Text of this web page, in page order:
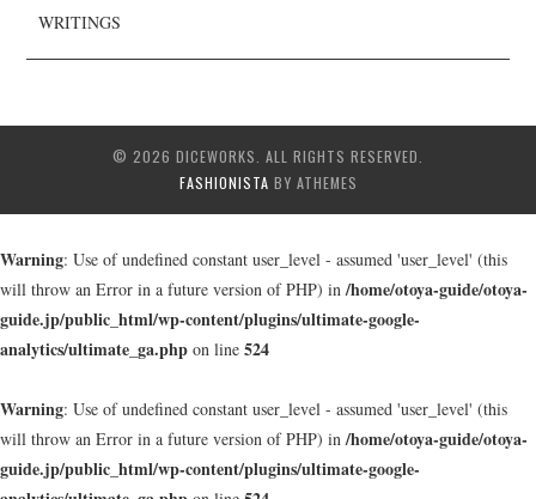
WRITINGS
© 2026 DICEWORKS. ALL RIGHTS RESERVED.
FASHIONISTA BY ATHEMES
Warning: Use of undefined constant user_level - assumed 'user_level' (this
will throw an Error in a future version of PHP) in/home/otoya-guide/otoya-
guide.jp/public_html/wp-content/plugins/ultimate-google-
analytics/ultimate_ga.php on line 524
Warning: Use of undefined constant user_level - assumed 'user_level' (this
will throw an Error in a future version of PHP) in/home/otoya-guide/otoya-
guide.jp/public_html/wp-content/plugins/ultimate-google-